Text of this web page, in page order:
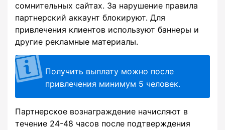
сомнительных сайтах. За нарушение правила
партнерский аккаунт блокируют. Для
привлечения клиентов используют баннеры и
другие рекламные материалы.
Получить выплату можно после
привлечения минимум 5 человек.
Партнерское вознаграждение начисляют в
течение 24-48 часов после подтверждения